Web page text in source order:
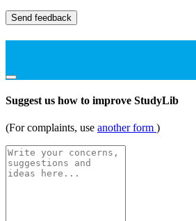
Send feedback
Suggest us how to improve StudyLib
(For complaints, use another form )